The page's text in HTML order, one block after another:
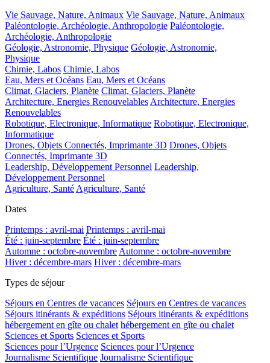
Vie Sauvage, Nature, Animaux Vie Sauvage, Nature, Animaux
Paléontologie, Archéologie, Anthropologie Paléontologie,
Archéologie, Anthropologie
Géologie, Astronomie, Physique Géologie, Astronomie,
Physique
Chimie, Labos Chimie, Labos
Eau, Mers et Océans Eau, Mers et Océans
Climat, Glaciers, Planète Climat, Glaciers, Planète
Architecture, Energies Renouvelables Architecture, Energies
Renouvelables
Robotique, Electronique, Informatique Robotique, Electronique,
Informatique
Drones, Objets Connectés, Imprimante 3D Drones, Objets
Connectés, Imprimante 3D
Leadership, Développement Personnel Leadership,
Développement Personnel
Agriculture, Santé Agriculture, Santé
Dates
Printemps : avril-mai Printemps : avril-mai
Été : juin-septembre Été : juin-septembre
Automne : octobre-novembre Automne : octobre-novembre
Hiver : décembre-mars Hiver : décembre-mars
Types de séjour
Séjours en Centres de vacances Séjours en Centres de vacances
Séjours itinérants & expéditions Séjours itinérants & expéditions
hébergement en gîte ou chalet hébergement en gîte ou chalet
Sciences et Sports Sciences et Sports
Sciences pour l’Urgence Sciences pour l’Urgence
Journalisme Scientifique Journalisme Scientifique